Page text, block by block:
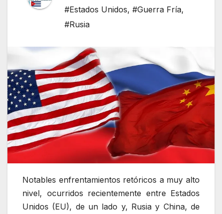
#Estados Unidos, #Guerra Fría,
#Rusia
Notables enfrentamientos retóricos a muy alto
nivel, ocurridos recientemente entre Estados
Unidos (EU), de un lado y, Rusia y China, de